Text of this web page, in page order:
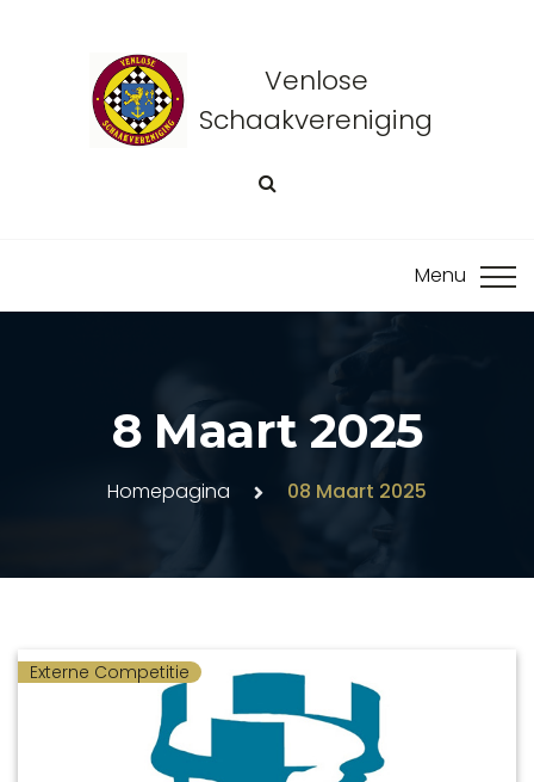
Venlose
Schaakvereniging
8 Maart 2025
Homepagina 08 Maart 2025
Externe Competitie